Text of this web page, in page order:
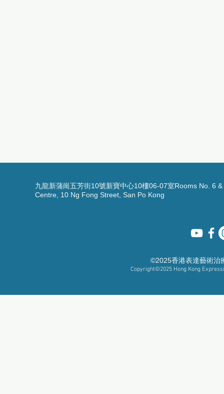
九龍新蒲崗五芳街10號新寶中心10樓06-07室Rooms No. 6
Centre, 10 Ng Fong Street, San Po Kong
©2025香港表達藝術治
Copyright©2025 Hong Kong